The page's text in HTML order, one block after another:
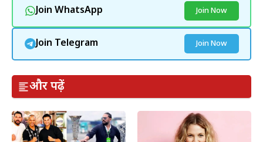
Join WhatsApp Join Now
Join Telegram Join Now
और पढ़ें